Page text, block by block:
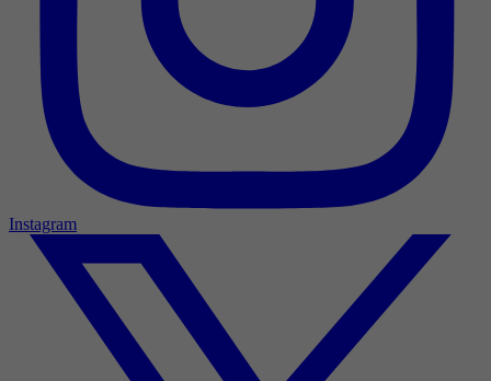
Instagram